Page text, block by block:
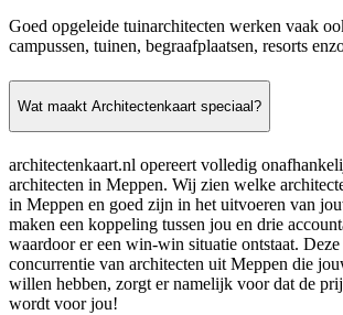
Goed opgeleide tuinarchitecten werken vaak
campussen, tuinen, begraafplaatsen, resorts
Wat maakt Architectenkaart speciaal?
architectenkaart.nl opereert volledig
architecten in Meppen. Wij zien welke
in Meppen en goed zijn in het uitvoeren van
maken een koppeling tussen jou en drie
waardoor er een win-win situatie ontstaat.
concurrentie van architecten uit Meppen die
willen hebben, zorgt er namelijk voor dat de
wordt voor jou!